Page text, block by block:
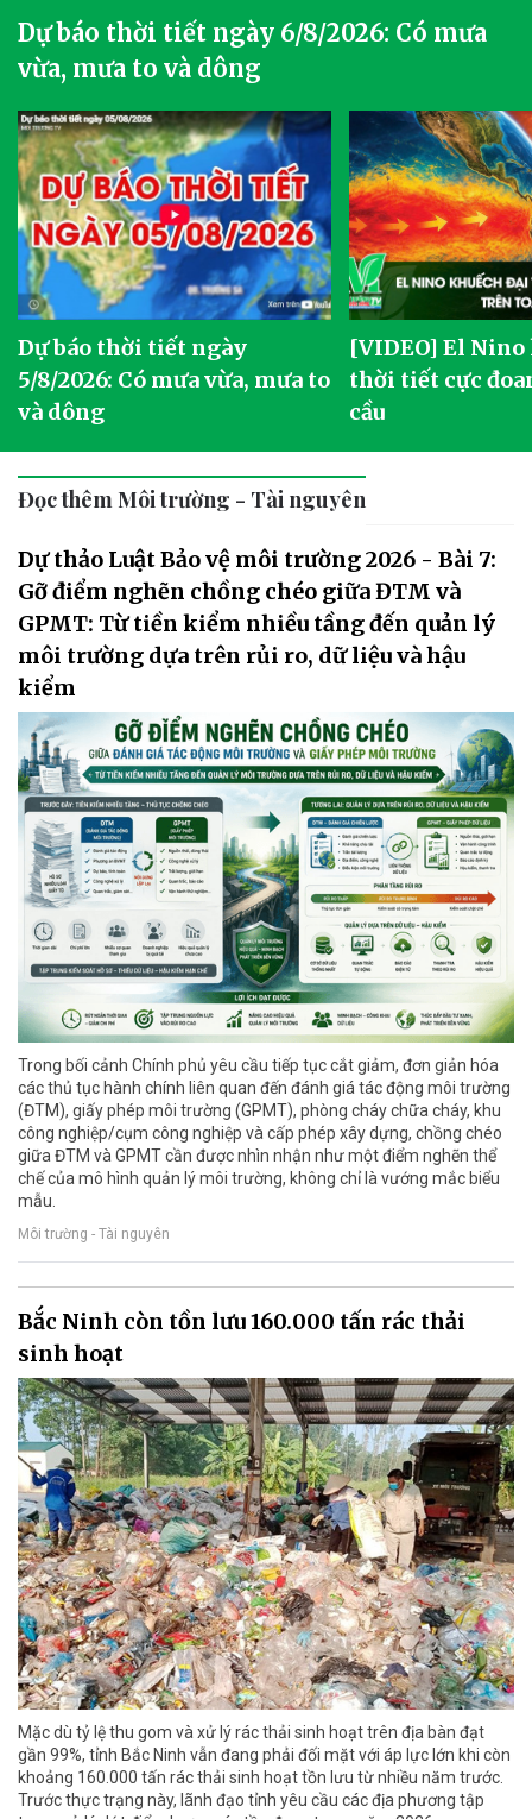
Dự báo thời tiết ngày 6/8/2026: Có mưa
vừa, mưa to và dông
Dự báo thời tiết ngày
5/8/2026: Có mưa vừa, mưa to
và dông
[VIDEO] El
thời tiết cực
cầu
Đọc thêm Môi trường - Tài nguyên
Dự thảo Luật Bảo vệ môi trường 2026 - Bài 7:
Gỡ điểm nghẽn chồng chéo giữa ĐTM và
GPMT: Từ tiền kiểm nhiều tầng đến quản lý
môi trường dựa trên rủi ro, dữ liệu và hậu
kiểm
Trong bối cảnh Chính phủ yêu cầu tiếp tục cắt giảm, đơn giản hóa
các thủ tục hành chính liên quan đến đánh giá tác động môi trường
(ĐTM), giấy phép môi trường (GPMT), phòng cháy chữa cháy, khu
công nghiệp/cụm công nghiệp và cấp phép xây dựng, chồng chéo
giữa ĐTM và GPMT cần được nhìn nhận như một điểm nghẽn thể
chế của mô hình quản lý môi trường, không chỉ là vướng mắc biểu
mẫu.
Môi trường - Tài nguyên
Bắc Ninh còn tồn lưu 160.000 tấn rác thải
sinh hoạt
Mặc dù tỷ lệ thu gom và xử lý rác thải sinh hoạt trên địa bàn đạt
gần 99%, tỉnh Bắc Ninh vẫn đang phải đối mặt với áp lực lớn khi còn
khoảng 160.000 tấn rác thải sinh hoạt tồn lưu từ nhiều năm trước.
Trước thực trạng này, lãnh đạo tỉnh yêu cầu các địa phương tập